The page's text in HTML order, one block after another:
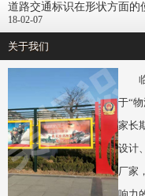
道路交通标识在形状方面的
18-02-07
关于我们
临
于“
家长
设计
厂家